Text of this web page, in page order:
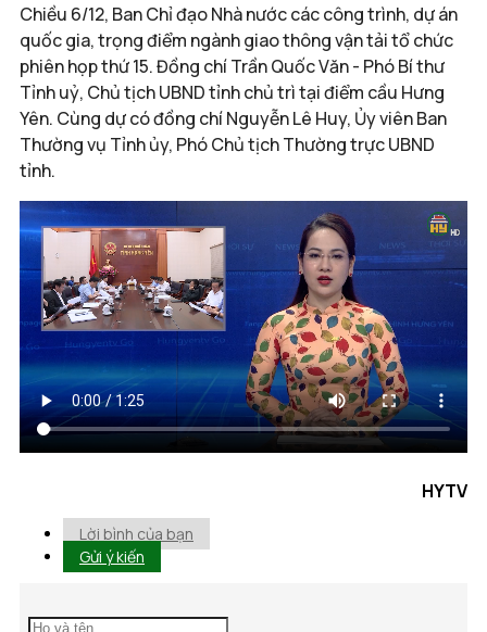
Chiều 6/12, Ban Chỉ đạo Nhà nước các công trình, dự án
quốc gia, trọng điểm ngành giao thông vận tải tổ chức
phiên họp thứ 15. Đồng chí Trần Quốc Văn - Phó Bí thư
Tỉnh uỷ, Chủ tịch UBND tỉnh chủ trì tại điểm cầu Hưng
Yên. Cùng dự có đồng chí Nguyễn Lê Huy, Ủy viên Ban
Thường vụ Tỉnh ủy, Phó Chủ tịch Thường trực UBND
tỉnh.
HYTV
Lời bình của bạn
Gửi ý kiến